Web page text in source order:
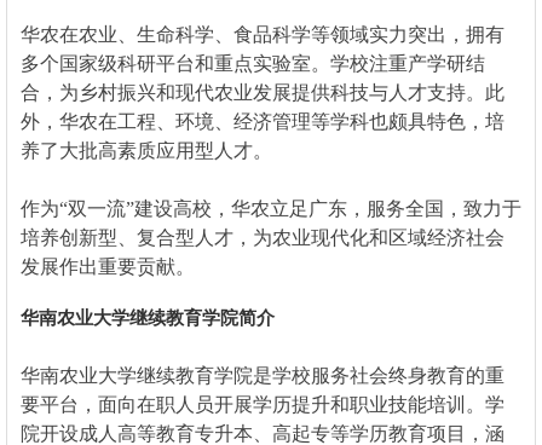
华农在农业、生命科学、食品科学等领域实力突出，拥有
多个国家级科研平台和重点实验室。学校注重产学研结
合，为乡村振兴和现代农业发展提供科技与人才支持。此
外，华农在工程、环境、经济管理等学科也颇具特色，培
养了大批高素质应用型人才。
作为“双一流”建设高校，华农立足广东，服务全国，致力于
培养创新型、复合型人才，为农业现代化和区域经济社会
发展作出重要贡献。
华南农业大学继续教育学院简介
华南农业大学继续教育学院是学校服务社会终身教育的重
要平台，面向在职人员开展学历提升和职业技能培训。学
院开设成人高等教育专升本、高起专等学历教育项目，涵